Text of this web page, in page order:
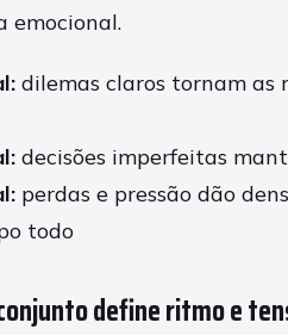
emocional.
dilemas claros tornam as
decisões imperfeitas
perdas e pressão dão
todo
define ritmo e